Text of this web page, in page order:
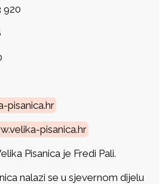
920
pisanica.hr
pisanica.hr
Pisanica je Fredi Pali.
nalazi se u sjevernom dijelu